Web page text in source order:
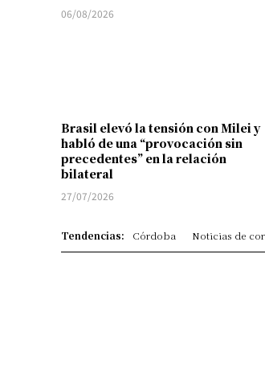
06/08/2026
Brasil elevó la tensión con Milei y
habló de una “provocación sin
precedentes” en la relación
bilateral
27/07/2026
Tendencias: Córdoba Noticias de